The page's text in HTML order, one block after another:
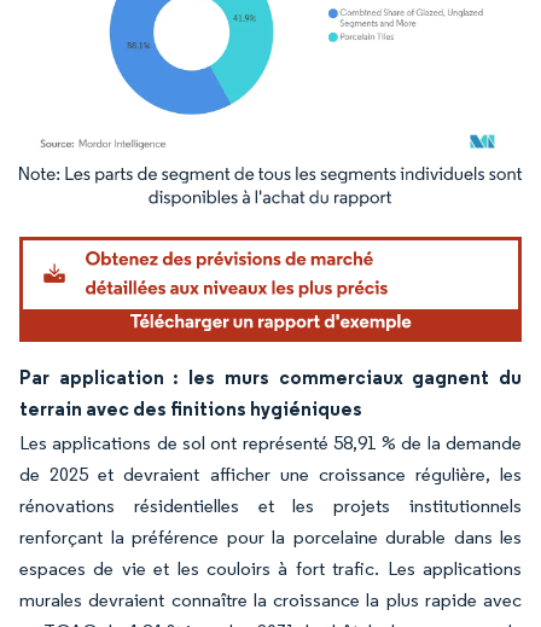
Image © Mordor Intelligence. La réutilisation nécessite une attribution sous CC BY
Par application : les murs commerciaux gagnent du
terrain avec des finitions hygiéniques
Les applications de sol ont représenté 58,91 % de la demande
de 2025 et devraient afficher une croissance régulière, les
rénovations résidentielles et les projets institutionnels
renforçant la préférence pour la porcelaine durable dans les
espaces de vie et les couloirs à fort trafic. Les applications
murales devraient connaître la croissance la plus rapide avec